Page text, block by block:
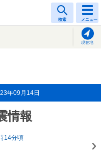
検索 メニュー
現在地
年09月14日
情報
14分頃